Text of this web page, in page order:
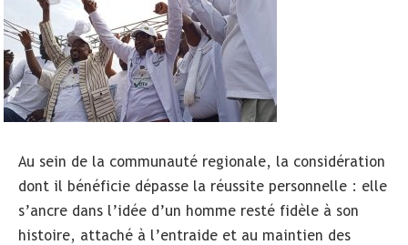
Au sein de la communauté regionale, la considération
dont il bénéficie dépasse la réussite personnelle : elle
s’ancre dans l’idée d’un homme resté fidèle à son
histoire, attaché à l’entraide et au maintien des